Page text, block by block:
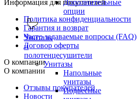
Дополнительные
опции
Унитазы
и
полотенцесушители
Унитазы
Напольные
унитазы
Подвесные
Информация для покупателей
Политика конфиденциальности
Гарантия и возврат
Часто задаваемые вопросы (FAQ)
Договор оферты
О компании
О компании
Отзывы покупателей
Новости